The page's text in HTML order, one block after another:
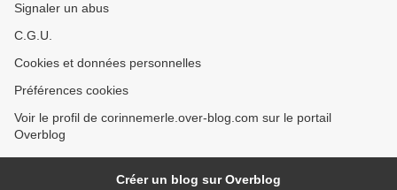
Signaler un abus
C.G.U.
Cookies et données personnelles
Préférences cookies
Voir le profil de corinnemerle.over-blog.com sur le portail
Overblog
Créer un blog sur Overblog